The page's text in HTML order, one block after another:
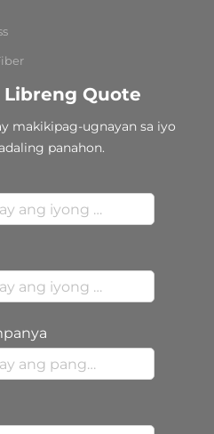
Quote
makikipag-ugnayan sa iyo
panahon.